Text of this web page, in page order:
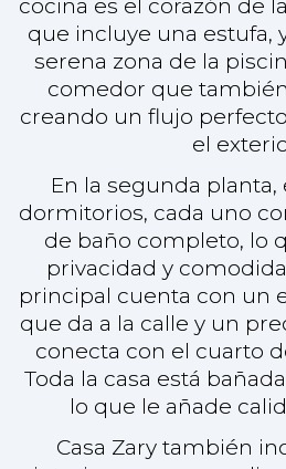
que da a la calle y un
conecta con el cuarto
Toda la casa está
lo que le añade
Casa Zary también
lavadero. En la
propiedad le espera
piscina, exuberante
de estar perfecta para
familiares y
La propiedad viene
amueblada, lo que la
mudarse y perfecta
la vida en la isla.